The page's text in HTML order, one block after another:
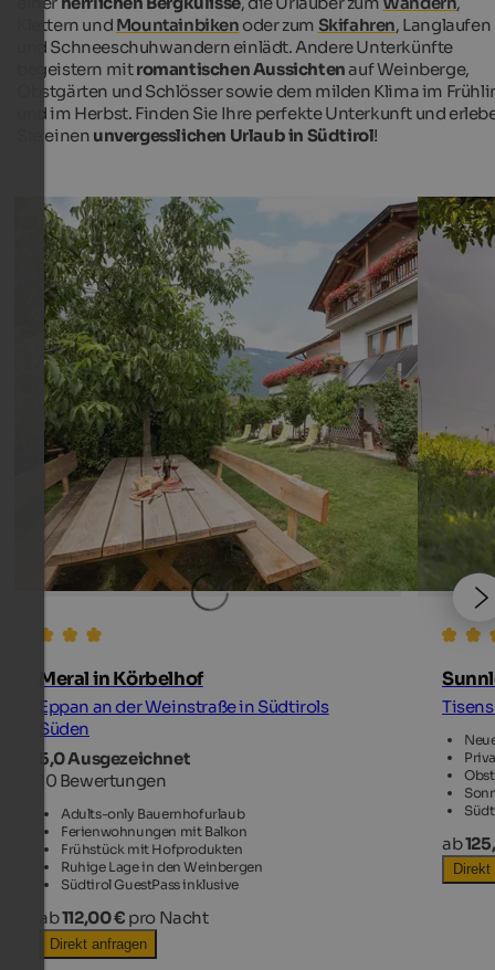
Klettern und Mountainbiken oder zum Skifahren, Langlaufen
und Schneeschuhwandern einlädt. Andere Unterkünfte
begeistern mitromantischen Aussichtenauf Weinberge,
Obstgärten und Schlösser sowie dem milden Klima im
und im Herbst. Finden Sie Ihre perfekte Unterkunft und
Sie einen unvergesslichen Urlaub in Südtirol!
Meral in Körbelhof
Eppan an der Weinstraße in Südtirols
Süden
5,0 Ausgezeichnet
10 Bewertungen
Adults-only Bauernhofurlaub
Ferienwohnungen mit Balkon
Frühstück mit Hofprodukten
Ruhige Lage in den Weinbergen
Südtirol GuestPass inklusive
ab112,00 € pro Nacht
Direkt anfragen
ab
Direkt